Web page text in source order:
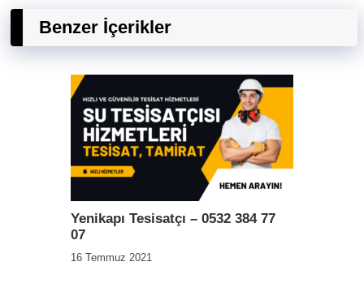
Benzer İçerikler
Yenikapı Tesisatçı – 0532 384 77
07
16 Temmuz 2021